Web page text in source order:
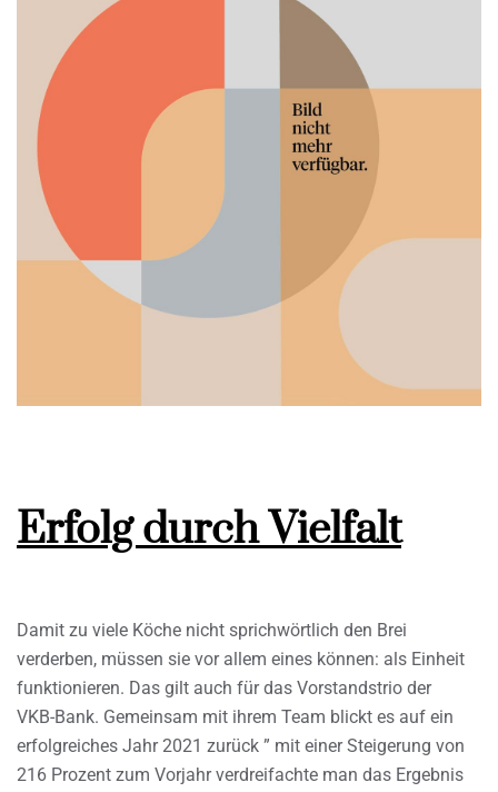
Erfolg durch Vielfalt
Damit zu viele Köche nicht sprichwörtlich den Brei
verderben, müssen sie vor allem eines können: als Einheit
funktionieren. Das gilt auch für das Vorstandstrio der
VKB-Bank. Gemeinsam mit ihrem Team blickt es auf ein
erfolgreiches Jahr 2021 zurück ” mit einer Steigerung von
216 Prozent zum Vorjahr verdreifachte man das Ergebnis